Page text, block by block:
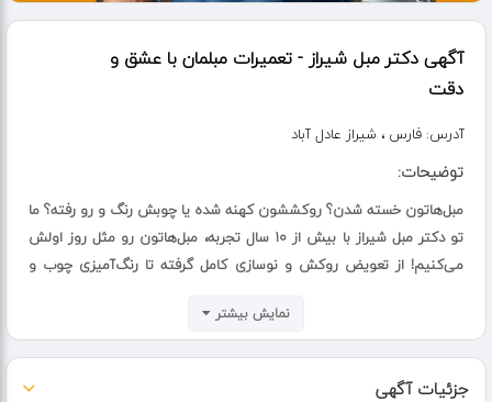
آگهی دکتر مبل شیراز - تعمیرات مبلمان با عشق و
دقت
آدرس: فارس ، شیراز عادل آباد
توضیحات:
مبل‌هاتون خسته شدن؟ روکششون کهنه شده یا چوبش رنگ و رو رفته؟ ما
تو دکتر مبل شیراز با بیش از ۱۰ سال تجربه، مبل‌هاتون رو مثل روز اولش
می‌کنیم! از تعویض روکش و نوسازی کامل گرفته تا رنگ‌آمیزی چوب و
با ظرافت دوخت بی‌نظیر، قرارداد رسمی و ضمانت کتبی، خیالتون راحته که
کار رو به یه تیم حرفه‌ای سپردین.
نمایش بیشتر
جزئیات آگهی